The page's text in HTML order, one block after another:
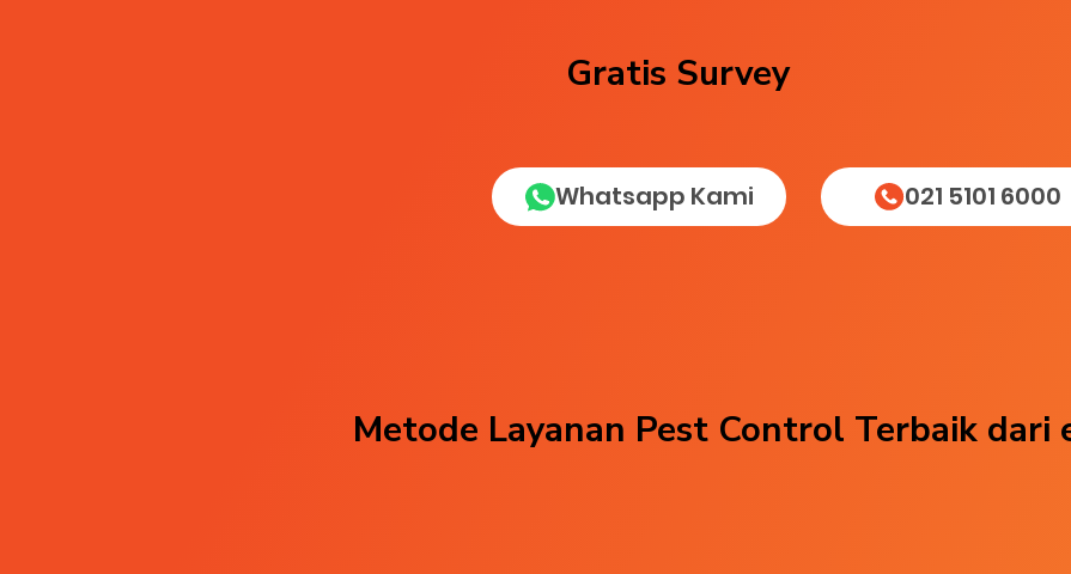
Gratis Survey
Whatsapp Kami 021 5101 6000
Metode Layanan Pest Control Terbaik dari